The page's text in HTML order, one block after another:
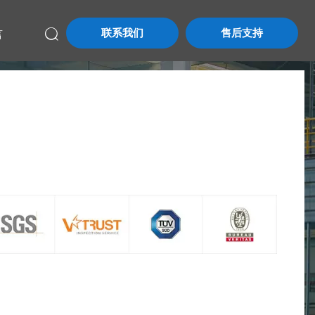
 联系我们 售后支持